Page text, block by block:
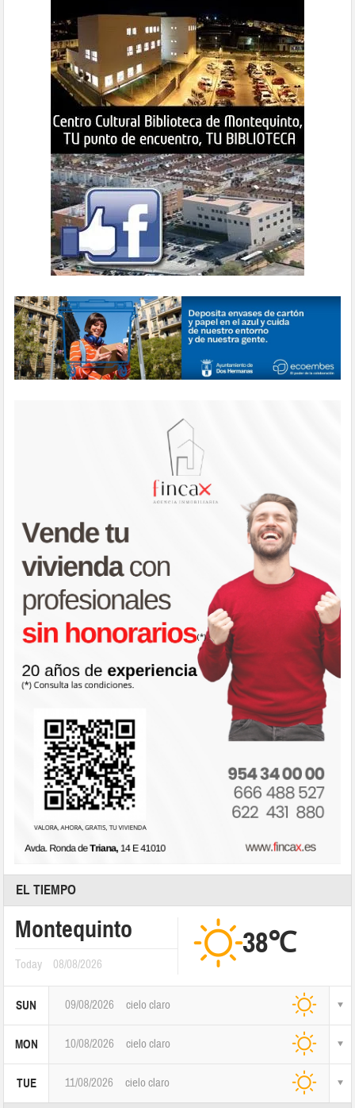
EL TIEMPO
Montequinto
Today 08/08/2026
38℃
SUN 09/08/2026 cielo claro
MON 10/08/2026 cielo claro
TUE 11/08/2026 cielo claro